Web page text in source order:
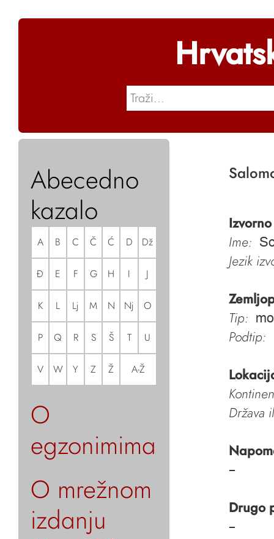
Abecedno
kazalo
A B C Č Ć D Dž
Đ E F G H I J
K L Lj M N Nj O
P Q R S Š T U
V W Y Z Ž A-Ž
O
egzonimima
O mrežnom
izdanju
Ime:
Jezik
Tip:
Podtip:
Država
–
Drugo
–